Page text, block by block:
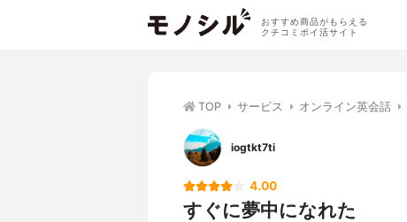
おすすめ商品がもらえる
クチコミポイ活サイト
TOP サービス オンライン英会話
iogtkt7ti
4.00
すぐに夢中になれた